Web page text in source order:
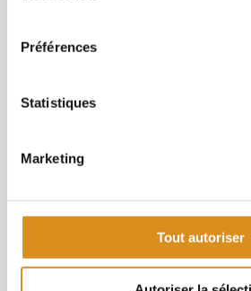
Préférences
Statistiques
Marketing
Tout autoriser
Réalisation étanchéité à Saint-Cyr-